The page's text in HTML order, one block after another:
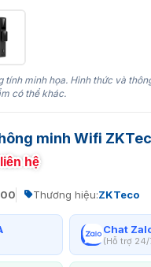
tính minh họa. Hình thức và
có thể khác.
minh Wifi
hệ
Thương hiệu:ZKTeco
Chat
(Hỗ trợ 24/